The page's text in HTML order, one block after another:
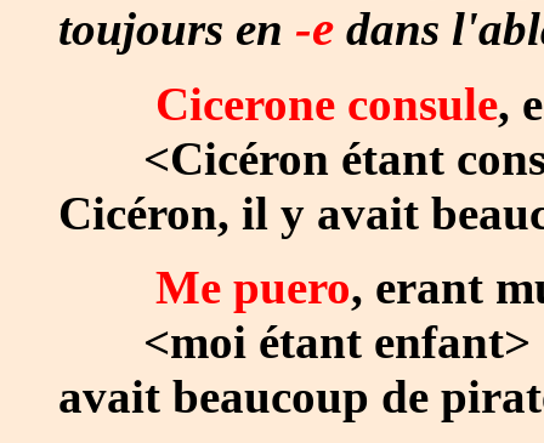
toujours en -e dans
Cicerone consule,
<Cicéron étant
Cicéron, il y avait
Me puero, erant
<moi étant enfant>
avait beaucoup de